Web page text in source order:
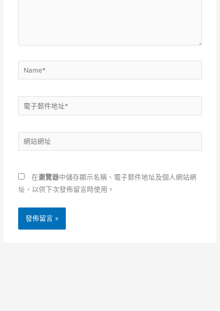
Name*
電
子
件
地
*
站
址
在瀏覽器中儲存顯示名稱、電子郵件地址及個人網站網
址，以供下次發佈留言時使用。